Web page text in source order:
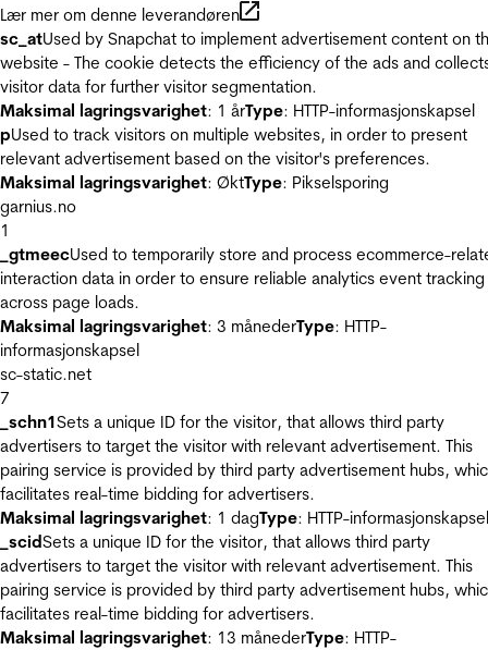
Lær mer om denne leverandøren
sc_atUsed by Snapchat to implement advertisement content on
website - The cookie detects the efficiency of the ads and
visitor data for further visitor segmentation.
Maksimal lagringsvarighet: 1 årType: HTTP-informasjonskapsel
pUsed to track visitors on multiple websites, in order to present
relevant advertisement based on the visitor's preferences.
Maksimal lagringsvarighet: ØktType: Pikselsporing
garnius.no
1
_gtmeecUsed to temporarily store and process ecommerce-
interaction data in order to ensure reliable analytics event tracking
across page loads.
Maksimal lagringsvarighet: 3 månederType: HTTP-
informasjonskapsel
sc-static.net
7
_schn1Sets a unique ID for the visitor, that allows third party
advertisers to target the visitor with relevant advertisement. This
pairing service is provided by third party advertisement hubs,
facilitates real-time bidding for advertisers.
Maksimal lagringsvarighet: 1 dagType: HTTP-informasjonskapsel
_scidSets a unique ID for the visitor, that allows third party
advertisers to target the visitor with relevant advertisement. This
pairing service is provided by third party advertisement hubs,
facilitates real-time bidding for advertisers.
Maksimal lagringsvarighet: 13 månederType: HTTP-